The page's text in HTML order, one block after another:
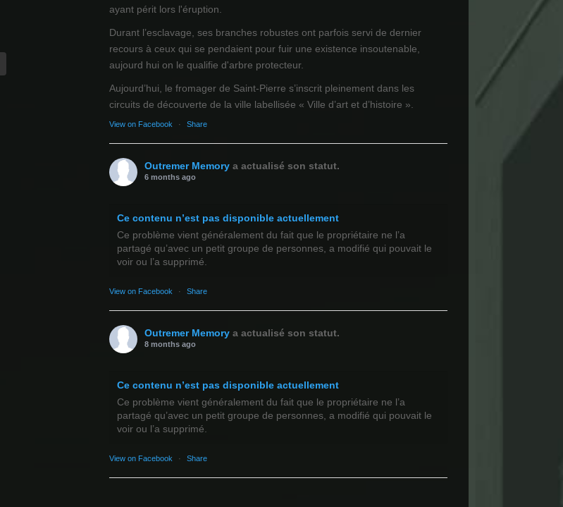
ayant périt lors l'éruption.
Durant l’esclavage, ses branches robustes ont parfois servi de dernier
recours à ceux qui se pendaient pour fuir une existence insoutenable,
aujourd hui on le qualifie d'arbre protecteur.
Aujourd’hui, le fromager de Saint-Pierre s’inscrit pleinement dans les
circuits de découverte de la ville labellisée « Ville d’art et d’histoire ».
View on Facebook · Share
Outremer Memory a actualisé son statut.
6 months ago
Ce contenu n’est pas disponible actuellement
Ce problème vient généralement du fait que le propriétaire ne l’a
partagé qu’avec un petit groupe de personnes, a modifié qui pouvait le
voir ou l’a supprimé.
View on Facebook · Share
Outremer Memory a actualisé son statut.
8 months ago
Ce contenu n’est pas disponible actuellement
Ce problème vient généralement du fait que le propriétaire ne l’a
partagé qu’avec un petit groupe de personnes, a modifié qui pouvait le
voir ou l’a supprimé.
View on Facebook · Share